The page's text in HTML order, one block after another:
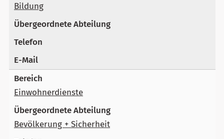
Bildung
Einwohnerdienste
Bevölkerung + Sicherheit